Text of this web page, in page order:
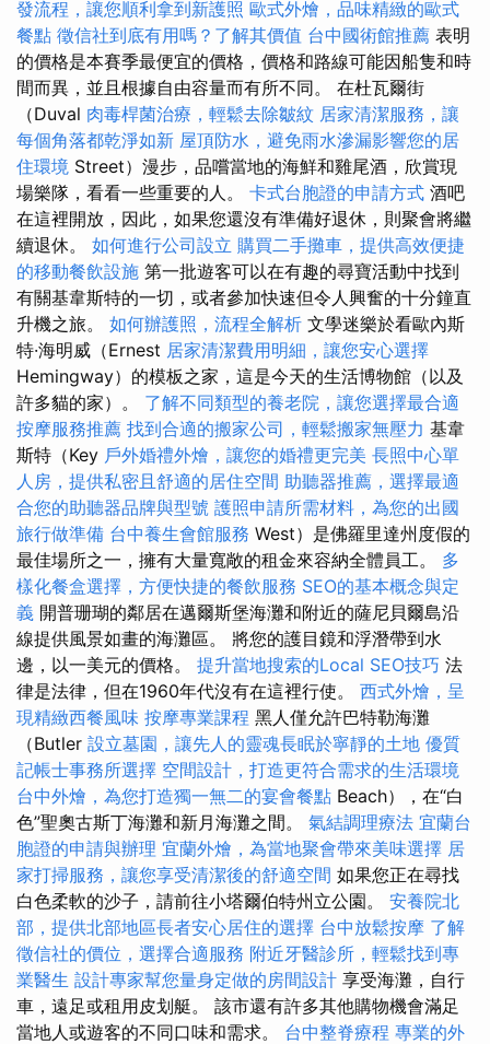
發流程，讓您順利拿到新護照 歐式外燴，品味精緻的歐式
餐點 徵信社到底有用嗎？了解其價值 台中國術館推薦 表明
的價格是本賽季最便宜的價格，價格和路線可能因船隻和時
間而異，並且根據自由容量而有所不同。 在杜瓦爾街
（Duval 肉毒桿菌治療，輕鬆去除皺紋 居家清潔服務，讓
每個角落都乾淨如新 屋頂防水，避免雨水滲漏影響您的居
住環境 Street）漫步，品嚐當地的海鮮和雞尾酒，欣賞現
場樂隊，看看一些重要的人。 卡式台胞證的申請方式 酒吧
在這裡開放，因此，如果您還沒有準備好退休，則聚會將繼
續退休。 如何進行公司設立 購買二手攤車，提供高效便捷
的移動餐飲設施 第一批遊客可以在有趣的尋寶活動中找到
有關基韋斯特的一切，或者參加快速但令人興奮的十分鐘直
升機之旅。 如何辦護照，流程全解析 文學迷樂於看歐內斯
特·海明威（Ernest 居家清潔費用明細，讓您安心選擇
Hemingway）的模板之家，這是今天的生活博物館（以及
許多貓的家）。 了解不同類型的養老院，讓您選擇最合適
按摩服務推薦 找到合適的搬家公司，輕鬆搬家無壓力 基韋
斯特（Key 戶外婚禮外燴，讓您的婚禮更完美 長照中心單
人房，提供私密且舒適的居住空間 助聽器推薦，選擇最適
合您的助聽器品牌與型號 護照申請所需材料，為您的出國
旅行做準備 台中養生會館服務 West）是佛羅里達州度假的
最佳場所之一，擁有大量寬敞的租金來容納全體員工。 多
樣化餐盒選擇，方便快捷的餐飲服務 SEO的基本概念與定
義 開普珊瑚的鄰居在邁爾斯堡海灘和附近的薩尼貝爾島沿
線提供風景如畫的海灘區。 將您的護目鏡和浮潛帶到水
邊，以一美元的價格。 提升當地搜索的Local SEO技巧 法
律是法律，但在1960年代沒有在這裡行使。 西式外燴，呈
現精緻西餐風味 按摩專業課程 黑人僅允許巴特勒海灘
（Butler 設立墓園，讓先人的靈魂長眠於寧靜的土地 優質
記帳士事務所選擇 空間設計，打造更符合需求的生活環境
台中外燴，為您打造獨一無二的宴會餐點 Beach），在“白
色”聖奧古斯丁海灘和新月海灘之間。 氣結調理療法 宜蘭台
胞證的申請與辦理 宜蘭外燴，為當地聚會帶來美味選擇 居
家打掃服務，讓您享受清潔後的舒適空間 如果您正在尋找
白色柔軟的沙子，請前往小塔爾伯特州立公園。 安養院北
部，提供北部地區長者安心居住的選擇 台中放鬆按摩 了解
徵信社的價位，選擇合適服務 附近牙醫診所，輕鬆找到專
業醫生 設計專家幫您量身定做的房間設計 享受海灘，自行
車，遠足或租用皮划艇。 該市還有許多其他購物機會滿足
當地人或遊客的不同口味和需求。 台中整脊療程 專業的外